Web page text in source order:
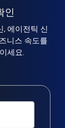
인
, 에이전틱 신
니스 속도를
세요.